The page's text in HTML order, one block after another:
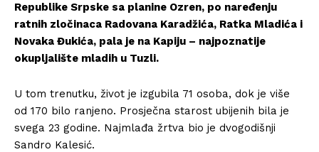
Republike Srpske sa planine Ozren, po naređenju
ratnih zločinaca Radovana Karadžića, Ratka Mladića i
Novaka Đukića, pala je na Kapiju – najpoznatije
okupljalište mladih u Tuzli.
U tom trenutku, život je izgubila 71 osoba, dok je više
od 170 bilo ranjeno. Prosječna starost ubijenih bila je
svega 23 godine. Najmlađa žrtva bio je dvogodišnji
Sandro Kalesić.